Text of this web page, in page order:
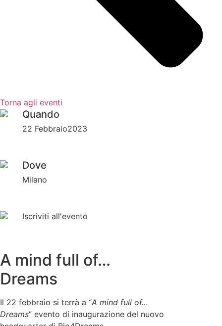
Torna agli eventi
A mind full of…
Dreams
Il 22 febbraio si terrà a “A mind full of…
Dreams” evento di inaugurazione del nuovo
Quando
22 Febbraio2023
Dove
Milano
Iscriviti all'evento